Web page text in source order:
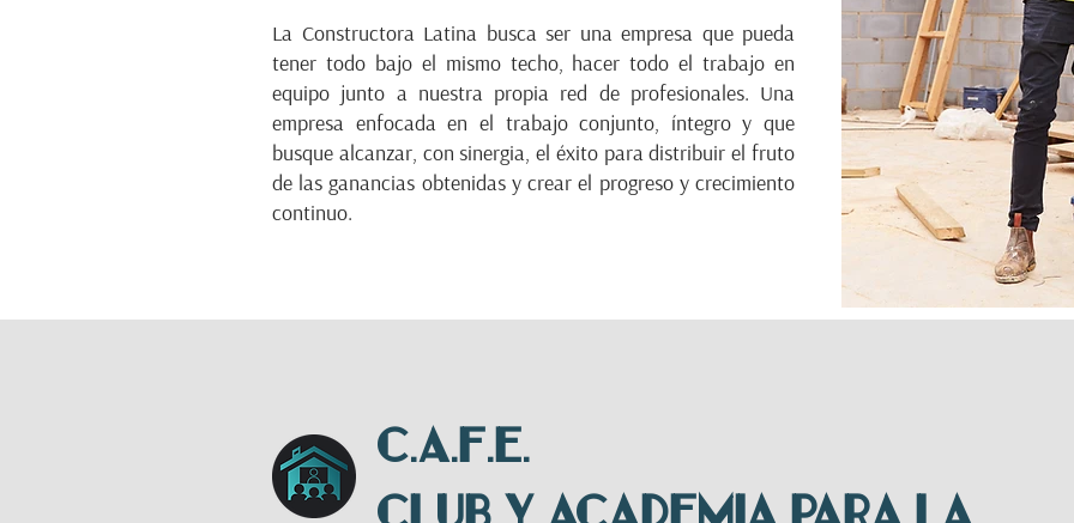
La Constructora Latina busca ser una empresa que pueda
tener todo bajo el mismo techo, hacer todo el trabajo en
equipo junto a nuestra propia red de profesionales. Una
empresa enfocada en el trabajo conjunto, íntegro y que
busque alcanzar, con sinergia, el éxito para distribuir el fruto
de las ganancias obtenidas y crear el progreso y crecimiento
continuo.
C.A.F.E.
CLUB y ACADEMIA para la